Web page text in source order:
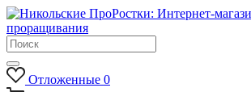
Отложенные 0